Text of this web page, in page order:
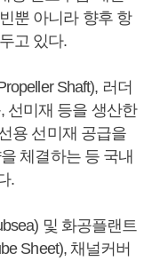
뿐 아니라 향후 항
고 있다.
Shaft), 러더
선미재 등을 생산한
용 선미재 공급을
체결하는 등 국내
.
및 화공플랜트
Sheet), 채널커버